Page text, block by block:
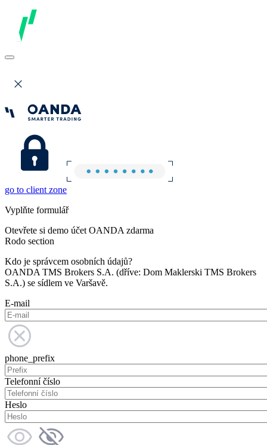
go to client zone
Vyplňte formulář
Otevřete si demo účet OANDA zdarma
Rodo section
Kdo je správcem osobních údajů?
OANDA TMS Brokers S.A. (dříve: Dom Maklerski TMS Brokers
S.A.) se sídlem ve Varšavě.
E-mail
phone_prefix
Telefonní číslo
Heslo